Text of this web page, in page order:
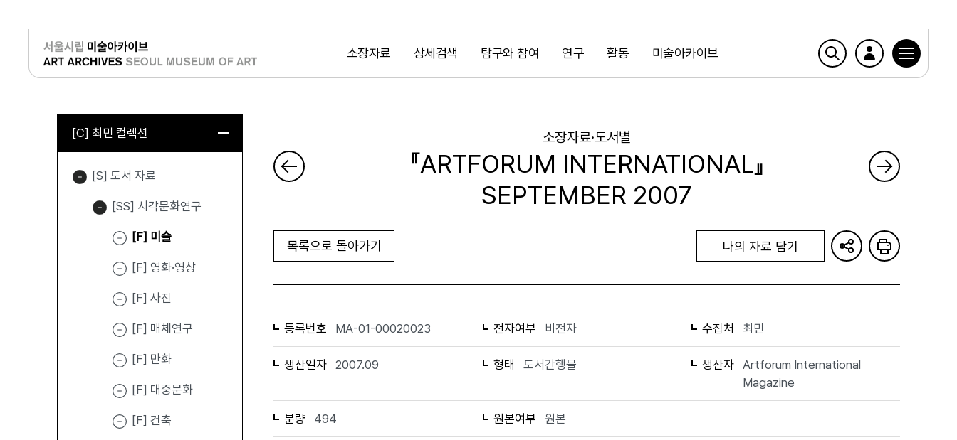
소장자료 상세검색 탐구와 참여 연구 활동 미술아카이브
검색
로그인
[C] 최민 컬렉션
[S] 도서 자료
[SS] 시각문화연구
[F] 미술
[F] 영화·영상
[F] 사진
[F] 매체연구
[F] 만화
[F] 대중문화
[F] 건축
소장자료·도서별
『ARTFORUM INTERNATIONAL』
SEPTEMBER 2007
목록으로 돌아가기 나의 자료 담기
등록번호 MA-01-00020023 전자여부 비전자 수집처 최민
생산일자 2007.09 형태 도서간행물 생산자
Artforum International
Magazine
분량 494 원본여부 원본